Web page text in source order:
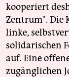
kooperiert
Zentrum". Die
linke,
solidarischen
auf. Eine
zugänglichen